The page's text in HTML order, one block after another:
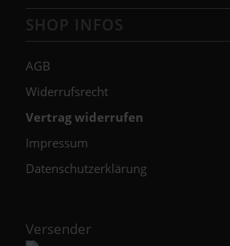
SHOP INFOS
AGB
Widerrufsrecht
Vertrag widerrufen
Impressum
Datenschutzerklärung
Versender